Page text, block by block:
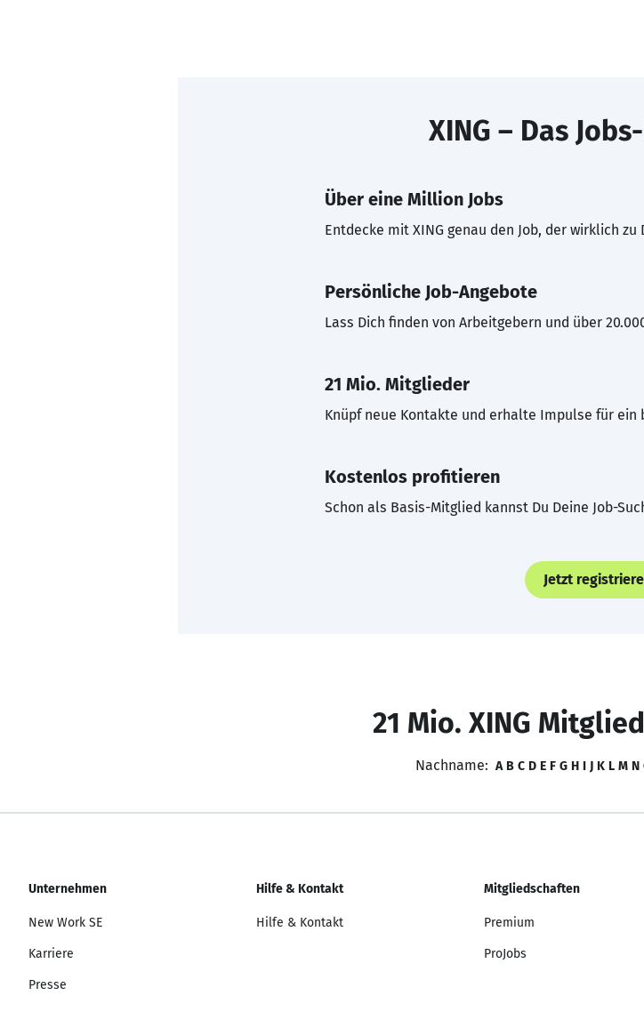
XING – Das
Über eine Million Jobs
Entdecke mit XING genau den Job, der wirklich zu
Persönliche Job-Angebote
Lass Dich finden von Arbeitgebern und über
21 Mio. Mitglieder
Knüpf neue Kontakte und erhalte Impulse für ein
Kostenlos profitieren
Schon als Basis-Mitglied kannst Du Deine Job-
Jetzt
21 Mio. XING
Nachname: A B C D E F G H I J K L M N
Unternehmen
New Work SE
Karriere
Presse
Hilfe & Kontakt
Hilfe & Kontakt
Mitgliedschaften
Premium
ProJobs